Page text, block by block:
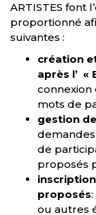
ARTISTES font
proportionné
suivantes :
création
après l’ «
connexion
mots de
gestion
de
proposés
proposés
ou autres